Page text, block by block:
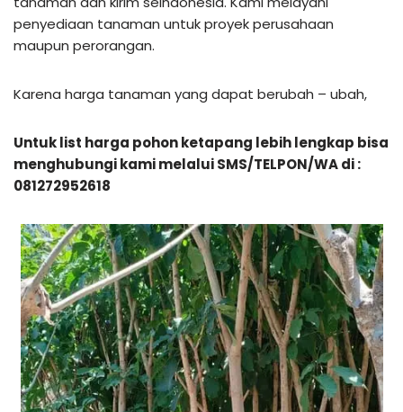
penyediaan tanaman untuk proyek perusahaan
maupun perorangan.
Karena harga tanaman yang dapat berubah – ubah,
Untuk list harga pohon ketapang lebih lengkap bisa
menghubungi kami melalui SMS/TELPON/WA di :
081272952618